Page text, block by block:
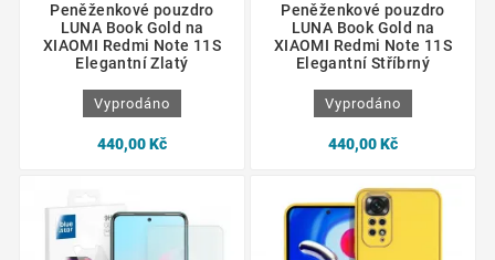
Peněženkové pouzdro
LUNA Book Gold na
XIAOMI Redmi Note 11S
Elegantní Zlatý
Vyprodáno
440,00 Kč
Peněženkové pouzdro
LUNA Book Gold na
XIAOMI Redmi Note 11S
Elegantní Stříbrný
Vyprodáno
440,00 Kč